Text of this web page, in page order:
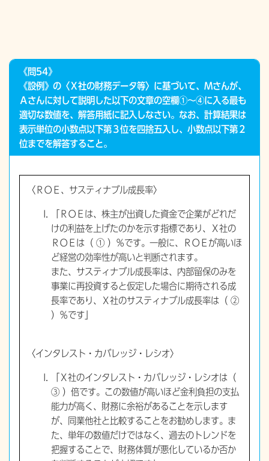
《問54》
《設例》の〈Ｘ社の財務データ等〉に基づいて、Ｍさんが、
Ａさんに対して説明した以下の文章の空欄①～④に入る最も
適切な数値を、解答用紙に記入しなさい。なお、計算結果は
表示単位の小数点以下第３位を四捨五入し、小数点以下第２
位までを解答すること。
〈ＲＯＥ、サスティナブル成長率〉
「ＲＯＥは、株主が出資した資金で企業がどれだ
けの利益を上げたのかを示す指標であり、Ｘ社の
ＲＯＥは（ ① ）％です。一般に、ＲＯＥが高いほ
ど経営の効率性が高いと判断されます。
また、サスティナブル成長率は、内部留保のみを
事業に再投資すると仮定した場合に期待される成
長率であり、Ｘ社のサスティナブル成長率は（ ②
）％です」
〈インタレスト・カバレッジ・レシオ〉
「Ｘ社のインタレスト・カバレッジ・レシオは（
③ ）倍です。この数値が高いほど金利負担の支払
能力が高く、財務に余裕があることを示します
が、同業他社と比較することをお勧めします。ま
た、単年の数値だけではなく、過去のトレンドを
把握することで、財務体質が悪化しているか否か